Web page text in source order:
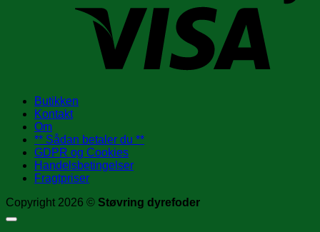
Butikken
Kontakt
Om
** Sådan betaler du **
GDPR og Cookies
Handelsbetingelser
Fragtpriser
Copyright 2026 © Støvring dyrefoder